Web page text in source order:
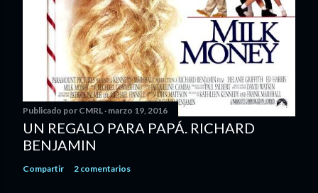
Publicado por CMRL marzo 19, 2016
UN REGALO PARA PAPÁ. RICHARD
BENJAMIN
Compartir 2 comentarios